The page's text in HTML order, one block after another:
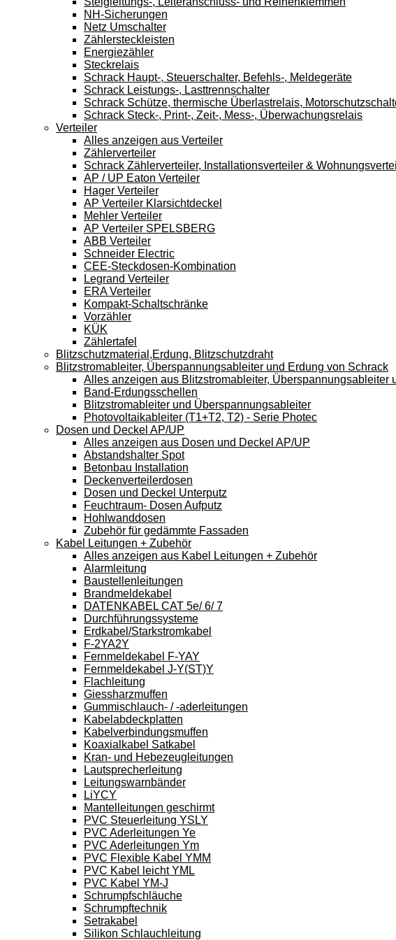
NH-Sicherungen
Netz Umschalter
Zählersteckleisten
Energiezähler
Steckrelais
Schrack Haupt-, Steuerschalter, Befehls-, Meldegeräte
Schrack Leistungs-, Lasttrennschalter
Schrack Schütze, thermische Überlastrelais,
Schrack Steck-, Print-, Zeit-, Mess-, Überwachungsrelais
Verteiler
Alles anzeigen aus Verteiler
Zählerverteiler
Schrack Zählerverteiler, Installationsverteiler &
AP / UP Eaton Verteiler
Hager Verteiler
AP Verteiler Klarsichtdeckel
Mehler Verteiler
AP Verteiler SPELSBERG
ABB Verteiler
Schneider Electric
CEE-Steckdosen-Kombination
Legrand Verteiler
ERA Verteiler
Kompakt-Schaltschränke
Vorzähler
KÜK
Zählertafel
Blitzschutzmaterial,Erdung, Blitzschutzdraht
Blitzstromableiter, Überspannungsableiter und Erdung von Schrack
Alles anzeigen aus Blitzstromableiter, Überspannungsableiter
Band-Erdungsschellen
Blitzstromableiter und Überspannungsableiter
Photovoltaikableiter (T1+T2, T2) - Serie Photec
Dosen und Deckel AP/UP
Alles anzeigen aus Dosen und Deckel AP/UP
Abstandshalter Spot
Betonbau Installation
Deckenverteilerdosen
Dosen und Deckel Unterputz
Feuchtraum- Dosen Aufputz
Hohlwanddosen
Zubehör für gedämmte Fassaden
Kabel Leitungen + Zubehör
Alles anzeigen aus Kabel Leitungen + Zubehör
Alarmleitung
Baustellenleitungen
Brandmeldekabel
DATENKABEL CAT 5e/ 6/ 7
Durchführungssysteme
Erdkabel/Starkstromkabel
F-2YA2Y
Fernmeldekabel F-YAY
Fernmeldekabel J-Y(ST)Y
Flachleitung
Giessharzmuffen
Gummischlauch- / -aderleitungen
Kabelabdeckplatten
Kabelverbindungsmuffen
Koaxialkabel Satkabel
Kran- und Hebezeugleitungen
Lautsprecherleitung
Leitungswarnbänder
LiYCY
Mantelleitungen geschirmt
PVC Steuerleitung YSLY
PVC Aderleitungen Ye
PVC Aderleitungen Ym
PVC Flexible Kabel YMM
PVC Kabel leicht YML
PVC Kabel YM-J
Schrumpfschläuche
Schrumpftechnik
Setrakabel
Silikon Schlauchleitung